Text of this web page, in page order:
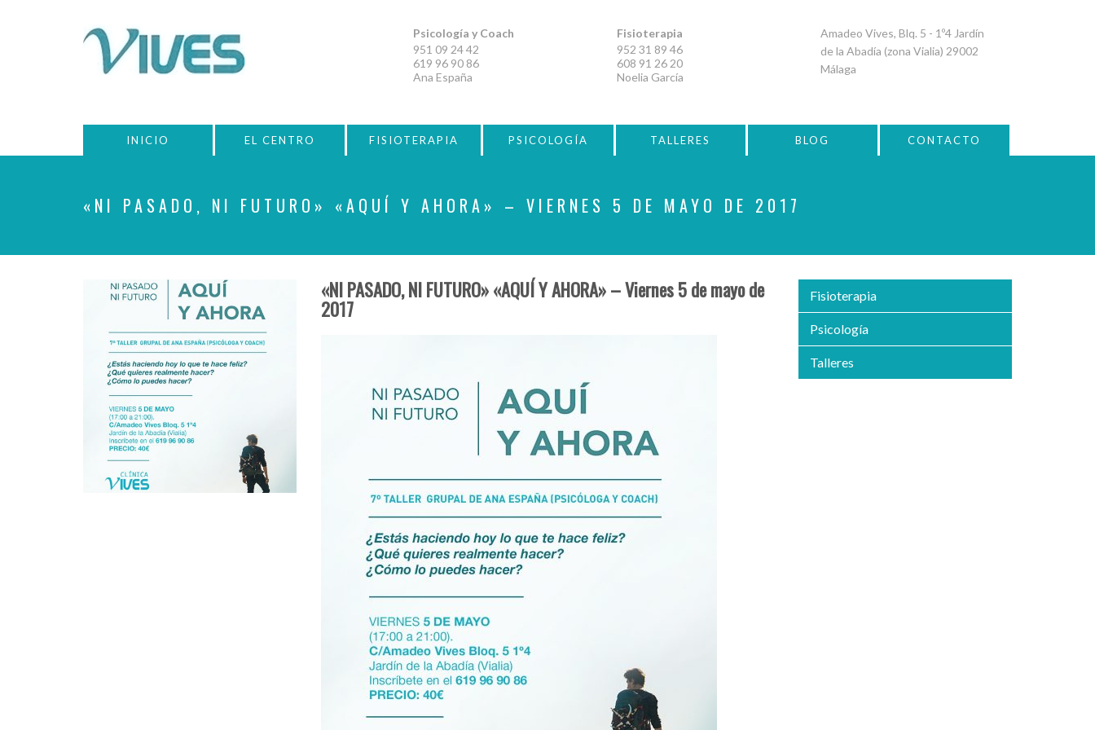
Psicología y Coach
951 09 24 42
619 96 90 86
Ana España
Fisioterapia
952 31 89 46
608 91 26 20
Noelia García
Amadeo Vives, Blq. 5 - 1º4 Jardín
de la Abadía (zona Vialia) 29002
Málaga
INICIO EL CENTRO FISIOTERAPIA PSICOLOGÍA TALLERES BLOG CONTACTO
«NI PASADO, NI FUTURO» «AQUÍ Y AHORA» – VIERNES 5 DE MAYO DE 2017
«NI PASADO, NI FUTURO» «AQUÍ Y AHORA» – Viernes 5 de mayo de
2017 Fisioterapia
Psicología
Talleres